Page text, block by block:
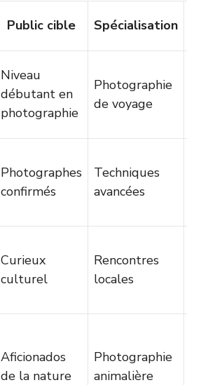
Public cible Spécialisation
Niveau
débutant en
photographie
Photographie
de voyage
Photographes
confirmés
Techniques
avancées
Curieux
culturel
Rencontres
locales
Aficionados
de la nature
Photographie
animalière